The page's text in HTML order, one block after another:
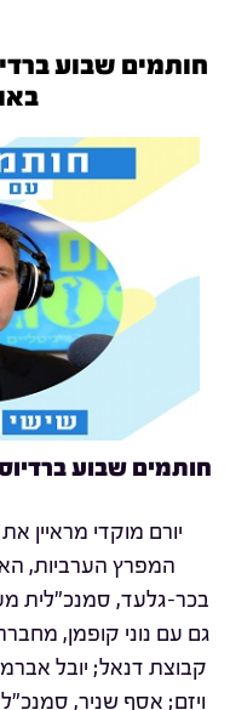
יורם מוקדי מראיין
המפרץ הערביות,
גם עם נוני קופמן,
קבוצת דנאל; יובל